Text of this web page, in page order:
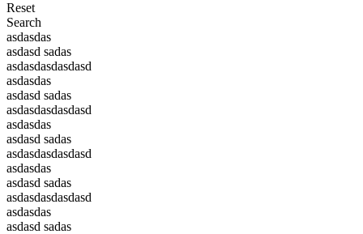
Reset
Search
asdasdas
asdasd sadas
asdasdasdasdasd
asdasdas
asdasd sadas
asdasdasdasdasd
asdasdas
asdasd sadas
asdasdasdasdasd
asdasdas
asdasd sadas
asdasdasdasdasd
asdasdas
asdasd sadas